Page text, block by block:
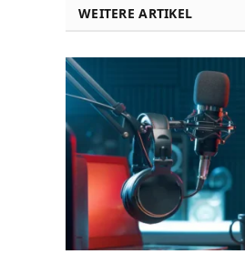
WEITERE ARTIKEL